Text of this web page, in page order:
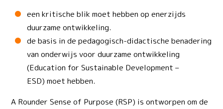
een kritische blik moet hebben op enerzijds
duurzame ontwikkeling.
de basis in de pedagogisch-didactische benadering
van onderwijs voor duurzame ontwikkeling
(Education for Sustainable Development –
ESD) moet hebben.
A Rounder Sense of Purpose (RSP) is ontworpen om de